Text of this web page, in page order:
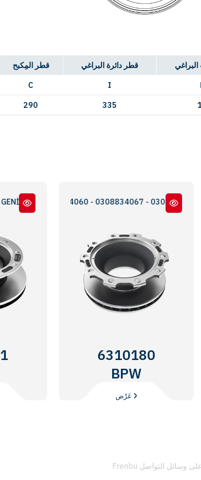
قطر المِكبح قطر دائرة البراغي
C I
290 335
YENİ MODEL- 0308834067 - 0308834040 -
6310180
BPW
BPW KOGEL-SKH SERİ (
Frenbu على وسائل التواصل